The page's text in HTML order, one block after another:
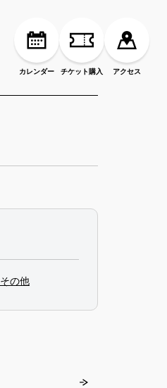
カレンダー チケット購入 アクセス
その他